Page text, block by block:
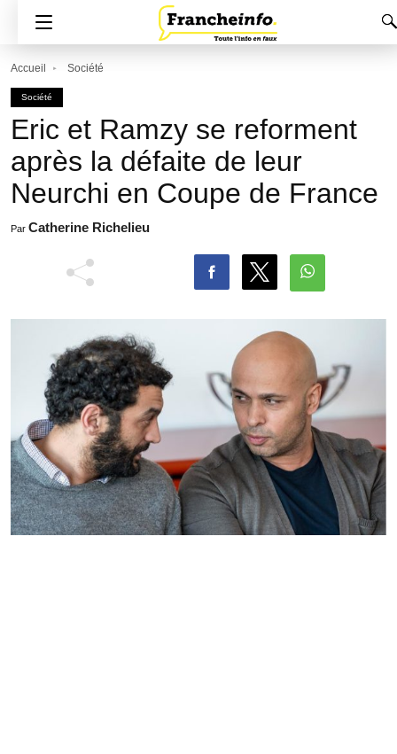
Accueil Société
Société
Eric et Ramzy se reforment
après la défaite de leur
Neurchi en Coupe de France
Par Catherine Richelieu